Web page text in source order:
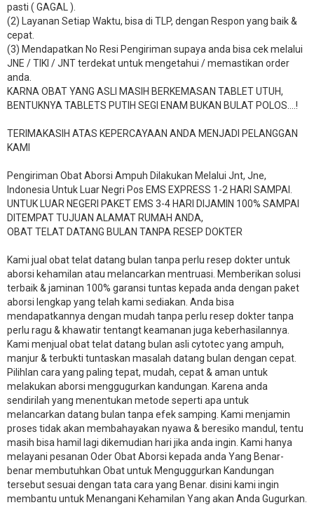
pasti ( GAGAL ).
(2) Layanan Setiap Waktu, bisa di TLP, dengan Respon yang baik &
cepat.
(3) Mendapatkan No Resi Pengiriman supaya anda bisa cek melalui
JNE / TIKI / JNT terdekat untuk mengetahui / memastikan order
anda.
KARNA OBAT YANG ASLI MASIH BERKEMASAN TABLET UTUH,
BENTUKNYA TABLETS PUTIH SEGI ENAM BUKAN BULAT POLOS….!
TERIMAKASIH ATAS KEPERCAYAAN ANDA MENJADI PELANGGAN
KAMI
Pengiriman Obat Aborsi Ampuh Dilakukan Melalui Jnt, Jne,
Indonesia Untuk Luar Negri Pos EMS EXPRESS 1-2 HARI SAMPAI.
UNTUK LUAR NEGERI PAKET EMS 3-4 HARI DIJAMIN 100% SAMPAI
DITEMPAT TUJUAN ALAMAT RUMAH ANDA,
OBAT TELAT DATANG BULAN TANPA RESEP DOKTER
Kami jual obat telat datang bulan tanpa perlu resep dokter untuk
aborsi kehamilan atau melancarkan mentruasi. Memberikan solusi
terbaik & jaminan 100% garansi tuntas kepada anda dengan paket
aborsi lengkap yang telah kami sediakan. Anda bisa
mendapatkannya dengan mudah tanpa perlu resep dokter tanpa
perlu ragu & khawatir tentangt keamanan juga keberhasilannya.
Kami menjual obat telat datang bulan asli cytotec yang ampuh,
manjur & terbukti tuntaskan masalah datang bulan dengan cepat.
Pilihlan cara yang paling tepat, mudah, cepat & aman untuk
melakukan aborsi menggugurkan kandungan. Karena anda
sendirilah yang menentukan metode seperti apa untuk
melancarkan datang bulan tanpa efek samping. Kami menjamin
proses tidak akan membahayakan nyawa & beresiko mandul, tentu
masih bisa hamil lagi dikemudian hari jika anda ingin. Kami hanya
melayani pesanan Oder Obat Aborsi kepada anda Yang Benar-
benar membutuhkan Obat untuk Menguggurkan Kandungan
tersebut sesuai dengan tata cara yang Benar. disini kami ingin
membantu untuk Menangani Kehamilan Yang akan Anda Gugurkan.